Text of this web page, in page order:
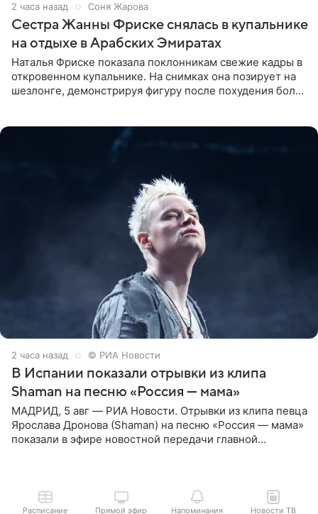
2 часа назад Соня Жарова
Сестра Жанны Фриске снялась в купальнике
на отдыхе в Арабских Эмиратах
Наталья Фриске показала поклонникам свежие кадры в
откровенном купальнике. На снимках она позирует на
шезлонге, демонстрируя фигуру после похудения более
2 часа назад © РИА Новости
В Испании показали отрывки из клипа
Shaman на песню «Россия — мама»
МАДРИД, 5 авг — РИА Новости. Отрывки из клипа певца
Ярослава Дронова (Shaman) на песню «Россия — мама»
показали в эфире новостной передачи главной
Расписание Прямой эфир Напоминания Новости ТВ